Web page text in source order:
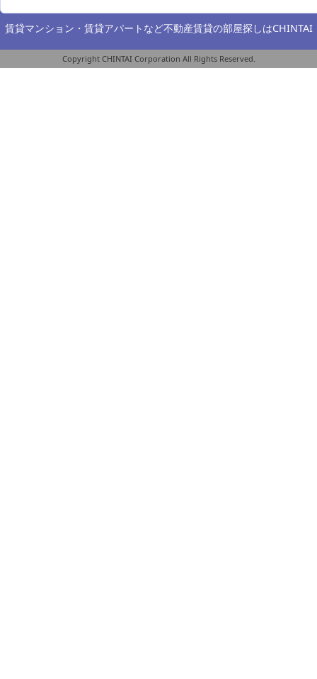
賃貸マンション・賃貸アパートなど不動産賃貸の部屋探しはCHINTAI
Copyright CHINTAI Corporation All Rights Reserved.